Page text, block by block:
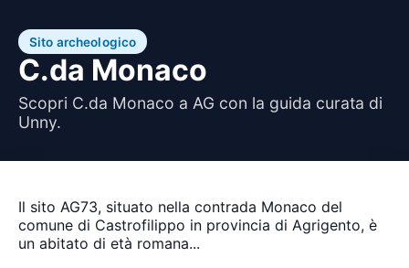
Sito archeologico
C.da Monaco
Scopri C.da Monaco a AG con la guida curata di
Unny.
Il sito AG73, situato nella contrada Monaco del
comune di Castrofilippo in provincia di Agrigento, è
un abitato di età romana...